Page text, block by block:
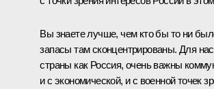
Вы знаете лучше, чем кто бы то ни
запасы там сконцентрированы. Для
страны как Россия, очень важны
и с экономической, и с военной точек